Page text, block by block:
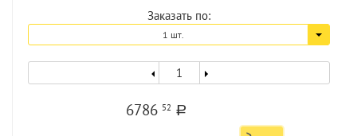
Заказать по:
1 шт.
6786 52 a